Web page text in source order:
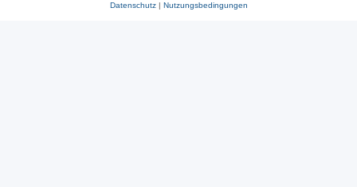
Datenschutz| Nutzungsbedingungen